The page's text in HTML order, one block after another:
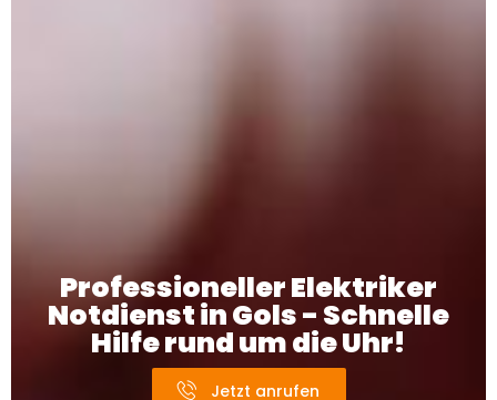
Professioneller Elektriker
Notdienst in Gols - Schnelle
Hilfe rund um die Uhr!
Jetzt anrufen